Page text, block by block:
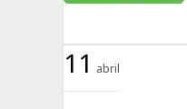
11 abril